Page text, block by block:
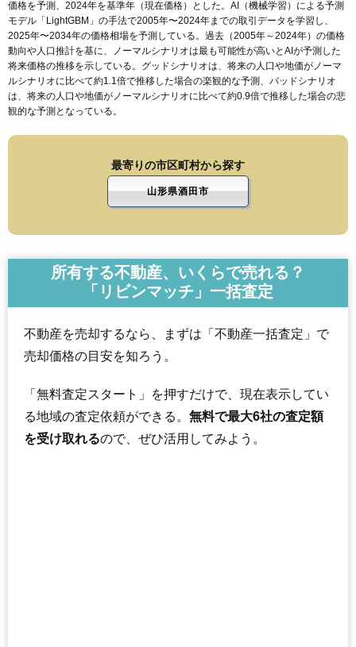
価格を予測、2024年を基準年（現在価格）とした。AI（機械学習）による予測
モデル「LightGBM」の手法で2005年〜2024年までの取引データを学習し、
2025年〜2034年の価格相場を予測している。過去（2005年～2024年）の価格
動向や人口推計を基に、ノーマルシナリオは最も可能性が高いとAIが予測した
将来価格の推移を示している。グッドシナリオは、将来の人口や地価がノーマ
ルシナリオに比べて約1.1倍で推移した場合の楽観的な予測、バッドシナリオ
は、将来の人口や地価がノーマルシナリオに比べて約0.9倍で推移した場合の悲
観的な予測となっている。
最寄りの市区町村から探す
山形県酒田市
所有する不動産、いくらで売れる？
「リビンマッチ」一括査定
不動産を売却するなら、まずは「不動産一括査定」で
売却価格の目安を知ろう。
「無料査定スタート」を押すだけで、現在表示してい
る地域の査定依頼ができる。 無料で最大6社の査定額
を受け取れるので、ぜひ活用してみよう。